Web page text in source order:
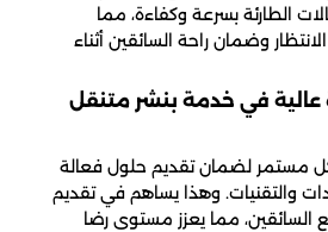
الطارئة بسرعة وكفاءة، مما
وضمان راحة السائقين أثناء
عالية في خدمة بنشر متنقل
مستمر لضمان تقديم حلول فعالة
والتقنيات. وهذا يساهم في تقديم
مما يعزز مستوى رضا